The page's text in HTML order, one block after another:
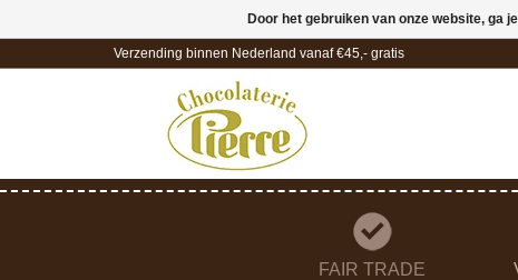
Verzending binnen Nederland vanaf €45,- gratis
FAIR TRADE
Door het gebruiken van onze website, ga